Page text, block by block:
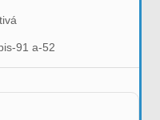
91 a-52